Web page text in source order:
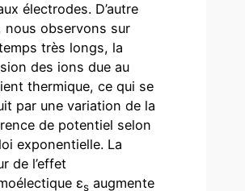
électrodes. D’autre
nous observons sur
très longs, la
des ions due au
thermique, ce qui se
par une variation de la
de potentiel selon
exponentielle. La
de l’effet
εs augmente